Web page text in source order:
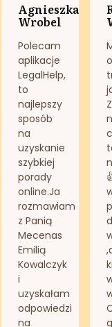
Agnieszka
Wrobel
Polecam
aplikacje
LegalHelp,
to
najlepszy
sposób
na
uzyskanie
szybkiej
porady
online.Ja
rozmawiam
z Panią
Mecenas
Emilią
Kowalczyk
i
uzyskałam
odpowiedzi
na